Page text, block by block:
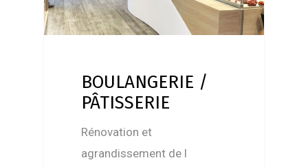
BOULANGERIE /
PÂTISSERIE
Rénovation et
agrandissement de l